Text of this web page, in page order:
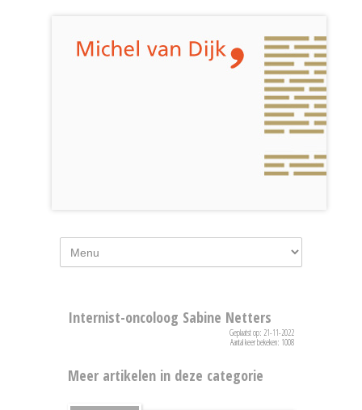
Internist-oncoloog Sabine Netters
Geplaatst op: 21-11-2022
Aantal keer bekeken: 1008
Meer artikelen in deze categorie